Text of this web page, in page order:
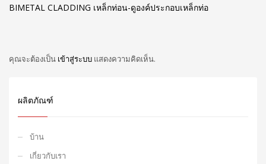
BIMETAL CLADDING เหล็กท่อน-ดูองค์ประกอบเหล็กท่อ
คุณจะต้องเป็น เข้าสู่ระบบ แสดงความคิดเห็น.
ผลิตภัณฑ์
บ้าน
เกี่ยวกับเรา